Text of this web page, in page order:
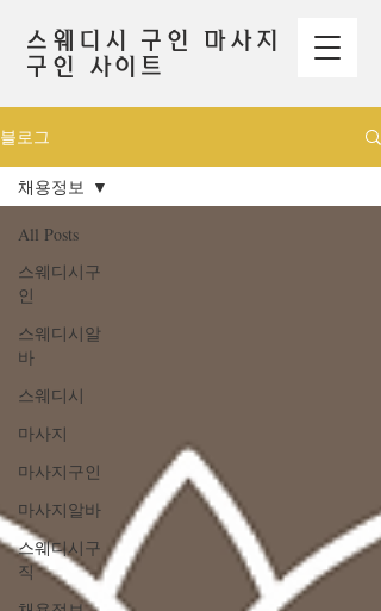
스웨디시 구인 마사지
구인 사이트
블로그
All Posts
스웨디시구
인
스웨디시알
바
스웨디시
마사지
마사지구인
마사지알바
스웨디시구
직
채용정보